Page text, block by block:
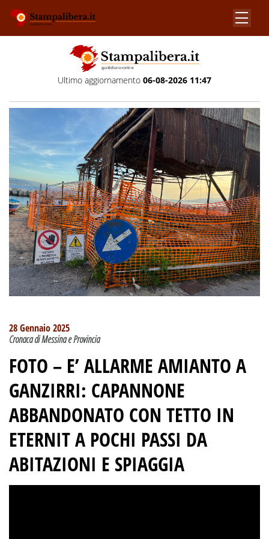
Ultimo aggiornamento 06-08-2026 11:47
28 Gennaio 2025
Cronaca di Messina e Provincia
FOTO – E’ ALLARME AMIANTO A
GANZIRRI: CAPANNONE
ABBANDONATO CON TETTO IN
ETERNIT A POCHI PASSI DA
ABITAZIONI E SPIAGGIA